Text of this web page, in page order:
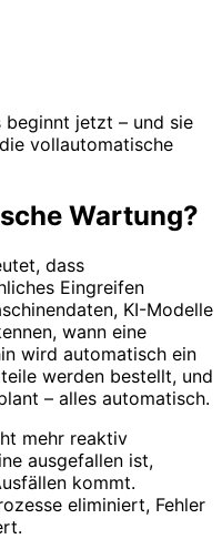
beginnt jetzt – und sie
vollautomatische
Wartung?
dass
Eingreifen
KI-Modelle
wann eine
wird automatisch ein
werden bestellt, und
– alles automatisch.
mehr reaktiv
ausgefallen ist,
kommt.
eliminiert, Fehler